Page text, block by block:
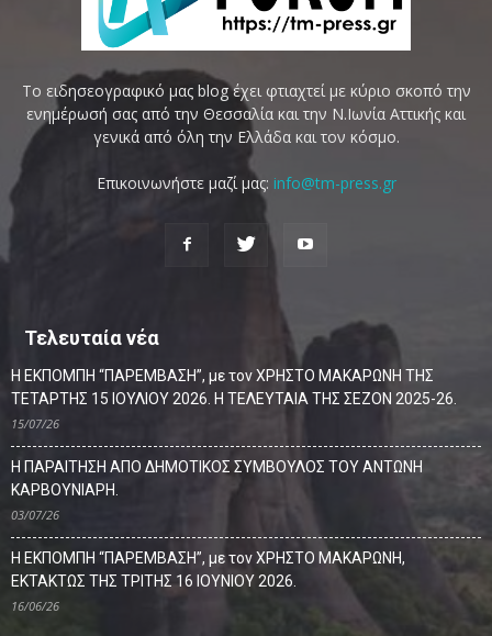
Το ειδησεογραφικό μας blog έχει φτιαχτεί με κύριο σκοπό την
ενημέρωσή σας από την Θεσσαλία και την Ν.Ιωνία Αττικής και
γενικά από όλη την Ελλάδα και τον κόσμο.
Επικοινωνήστε μαζί μας: info@tm-press.gr
Τελευταία νέα
Η ΕΚΠΟΜΠΗ “ΠΑΡΕΜΒΑΣΗ”, με τον ΧΡΗΣΤΟ ΜΑΚΑΡΩΝΗ ΤΗΣ
ΤΕΤΑΡΤΗΣ 15 ΙΟΥΛΙΟΥ 2026. Η ΤΕΛΕΥΤΑΙΑ ΤΗΣ ΣΕΖΟΝ 2025-26.
15/07/26
Η ΠΑΡΑΙΤΗΣΗ ΑΠΟ ΔΗΜΟΤΙΚΟΣ ΣΥΜΒΟΥΛΟΣ ΤΟΥ ΑΝΤΩΝΗ
ΚΑΡΒΟΥΝΙΑΡΗ.
03/07/26
Η ΕΚΠΟΜΠΗ “ΠΑΡΕΜΒΑΣΗ”, με τον ΧΡΗΣΤΟ ΜΑΚΑΡΩΝΗ,
ΕΚΤΑΚΤΩΣ ΤΗΣ ΤΡΙΤΗΣ 16 ΙΟΥΝΙΟΥ 2026.
16/06/26